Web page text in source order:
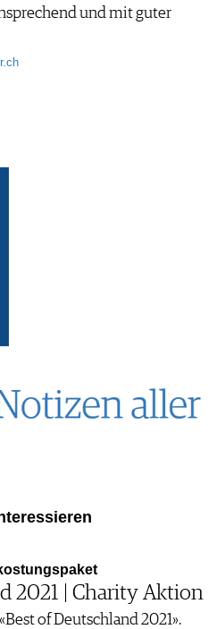
und mit guter
2021 | Charity Aktion
of Deutschland 2021».